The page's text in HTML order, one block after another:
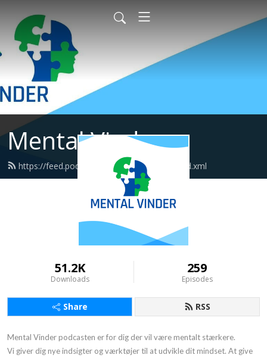
Mental Vinder
https://feed.podbean.com/mentalvinder/feed.xml
51.2K
Downloads
259
Episodes
Share RSS
Mental Vinder podcasten er for dig der vil være mentalt stærkere.
Vi giver dig nye indsigter og værktøjer til at udvikle dit mindset. At give